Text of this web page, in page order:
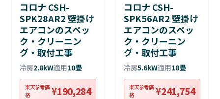
コロナ CSH-
SPK28AR2 壁掛け
エアコンのスペッ
ク・クリーニン
グ・取付工事
冷房2.8kW適用10畳
楽天参考価
格
¥190,284
コロナ CSH-
SPK56AR2 壁掛け
エアコンのスペッ
ク・クリーニン
グ・取付工事
冷房5.6kW適用18畳
楽天参考価
格
¥241,754